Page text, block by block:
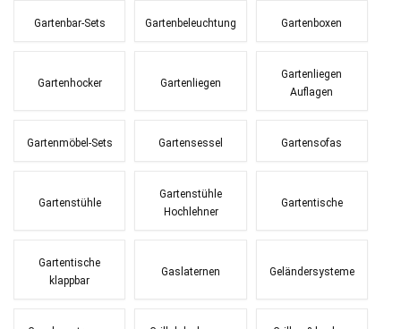
Gartenbar-Sets Gartenbeleuchtung Gartenboxen
Gartenhocker Gartenliegen
Gartenliegen
Auflagen
Gartenmöbel-Sets Gartensessel Gartensofas
Gartenstühle
Gartenstühle
Hochlehner
Gartentische
Gartentische
klappbar
Gaslaternen Geländersysteme